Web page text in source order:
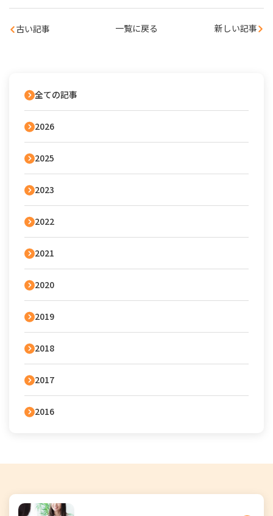
古い記事 一覧に戻る 新しい記事
全ての記事
2026
2025
2023
2022
2021
2020
2019
2018
2017
2016